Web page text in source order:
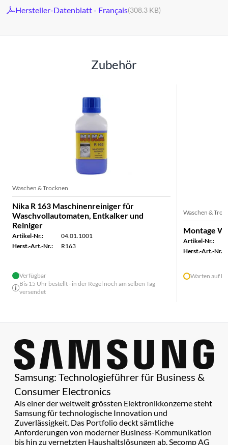
Hersteller-Datenblatt - Français(308.3 KB)
Zubehör
Waschen & Trocknen
Nika R 163 Maschinenreiniger für
Waschvollautomaten, Entkalker und
Reiniger
Artikel-Nr.:
04.01.1001
Herst.-Art.-Nr.:
R163
Verfügbar
Bis 15 Uhr bestellt - in der Regel noch am selben Tag
versendet
Waschen &
Montage
Artikel-Nr.:
Herst.-Art.-Nr.:
Warten auf
Samsung: Technologieführer für Business &
Consumer Electronics
Als einer der weltweit grössten Elektronikkonzerne steht
Samsung für technologische Innovation und
Zuverlässigkeit. Das Portfolio deckt sämtliche
Anforderungen von moderner Business-Kommunikation
bis hin zu vernetzten Haushaltslösungen ab. Secomp AG